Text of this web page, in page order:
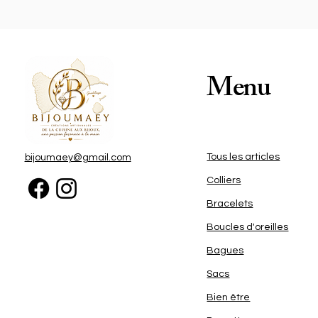
bijoumaey@gmail.com
Menu
Tous les articles
Colliers
Bracelets
Boucles d'oreilles
Bagues
Sacs
Bien être